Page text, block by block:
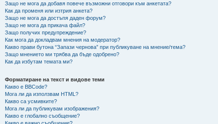
Защо не мога да добавя повече възможни отговори към анкетата?
Как да променя или изтрия анкета?
Защо не мога да достъпя даден форум?
Защо не мога да прикача файл?
Защо получих предупреждение?
Как мога да докладвам мнения на модератор?
Какво прави бутона “Запази чернова” при публикуване на мнение/тема?
Защо мнението ми трябва да бъде одобрено?
Как да избутам темата ми?
Форматиране на текст и видове теми
Какво е BBCode?
Мога ли да използвам HTML?
Какво са усмивките?
Мога ли да публикувам изображения?
Какво е глобално съобщение?